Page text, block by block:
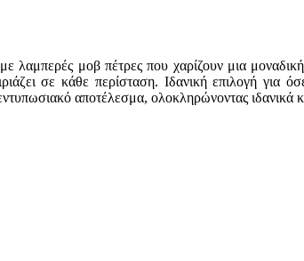
λαμπερές μοβ πέτρες που χαρίζουν μια
σε κάθε περίσταση. Ιδανική επιλογή
αποτέλεσμα, ολοκληρώνοντας ιδανικά